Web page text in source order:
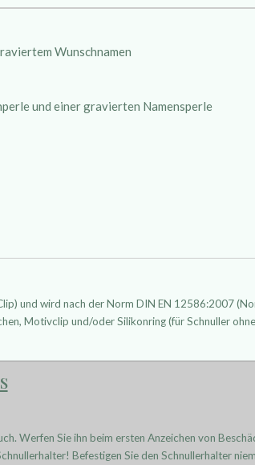
Wunschnamen
und einer gravierten Namensperle
und wird nach der Norm DIN EN 12586:2007
Motivclip und/oder Silikonring (für Schnuller
Werfen Sie ihn beim ersten Anzeichen von
Befestigen Sie den Schnullerhalter